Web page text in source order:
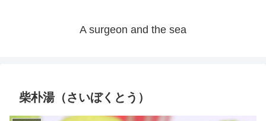
A surgeon and the sea
柴朴湯（さいぼくとう）